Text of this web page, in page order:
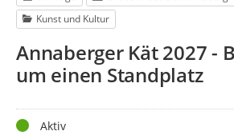
Kunst und Kultur
Annaberger Kät 2027 -
um einen Standplatz
StatusAktiv